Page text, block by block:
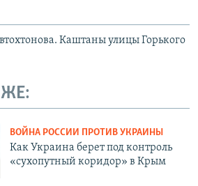
Каштаны улицы Горького
ВОЙНА РОССИИ ПРОТИВ УКРАИНЫ
Как Украина берет под контроль
«сухопутный коридор» в Крым